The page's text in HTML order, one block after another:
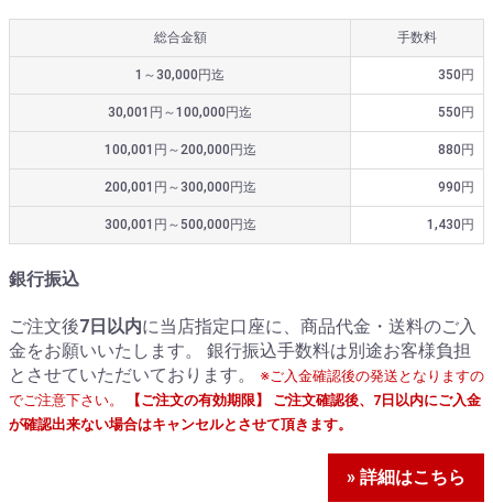
総合金額 手数料
1～30,000円迄 350円
30,001円～100,000円迄 550円
100,001円～200,000円迄 880円
200,001円～300,000円迄 990円
300,001円～500,000円迄 1,430円
銀行振込
ご注文後7日以内に当店指定口座に、商品代金・送料のご入
金をお願いいたします。 銀行振込手数料は別途お客様負担
とさせていただいております。
※ご入金確認後の発送となりますの
でご注意下さい。
【ご注文の有効期限】 ご注文確認後、7日以内にご入金
が確認出来ない場合はキャンセルとさせて頂きます。
» 詳細はこちら